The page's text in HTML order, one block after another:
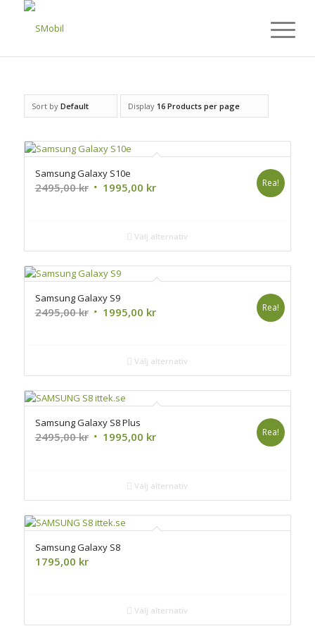
Sort by Default Display 16 Products per page
Samsung Galaxy S10e
2495,00kr Det
2495,00 kr.
1995,00 krDet
är:
1995,00 kr.
Rea!
Välj alternativ
Samsung Galaxy S9
2495,00kr Det
2495,00 kr.
1995,00 krDet
är:
1995,00 kr.
Rea!
Välj alternativ
Samsung Galaxy S8 Plus
2495,00kr Det
2495,00 kr.
1995,00 krDet
är:
1995,00 kr.
Rea!
Välj alternativ
Samsung Galaxy S8
1795,00 kr
Välj alternativ